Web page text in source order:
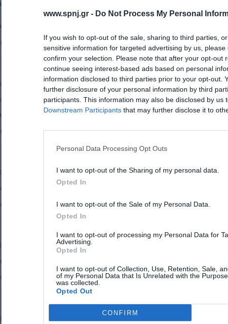
www.spnj.gr - Do Not Process My Personal
If you wish to opt-out of the sale, sharing to third parties,
sensitive information for targeted advertising by us,
confirm your selection. Please note that after your opt-out
continue seeing interest-based ads based on personal
information disclosed to third parties prior to your opt-out.
further disclosure of your personal information by third
participants. This information may also be disclosed by us
Downstream Participants that may further disclose it to
Personal Data Processing Opt Outs
I want to opt-out of the Sharing of my personal data.
Opted In
I want to opt-out of the Sale of my Personal Data.
Opted In
I want to opt-out of processing my Personal Data for
Advertising.
Opted In
I want to opt-out of Collection, Use, Retention, Sale,
of my Personal Data that Is Unrelated with the
was collected.
Opted Out
CONFIRM
εφαρμόζεται στα διάφορα
κινδύνους που ενέχει για την
σημεία εφαρμογής του piercing,
ζητήματα που αφορούν το piercing,
Αττικής. Υλικό και Μέθοδος: Η
Δυτικής Αττικής, με τη χρήση
piercing. Διενεργήθηκε επίσης,
με την χρήση λουμινόμετρου.
σημαντική συσχέτιση (p= 0,049),
αιμορραγίας στο σημείο της
κατανάλωση αλκοολούχων ποτών
στατιστικά σημαντική συσχέτιση
μεταξύ των ενεργειών που
την ικανότητα μετάδοσης της
ερωτηθέντων δεν κατέχουν
υγεία τους, καθώς και με τα
Πλήρες κείμενο PDF
- Σεπτέμβριος 2020 υπό
Ιούνιος 2020
- Μαρτίου 2020
Δεκέμβριος 2019
- Σεπτέμβριος 2019
Ιούνιος 2019
- Μαρτίου 2019
Δεκέμβριος 2018
Αύγουστος 2018
- Απριλίου 2018
Δεκέμβριος 2017
Αύγουστος 2017
Απρίλιος 2017)
Δεκέμβριος 2016 online first